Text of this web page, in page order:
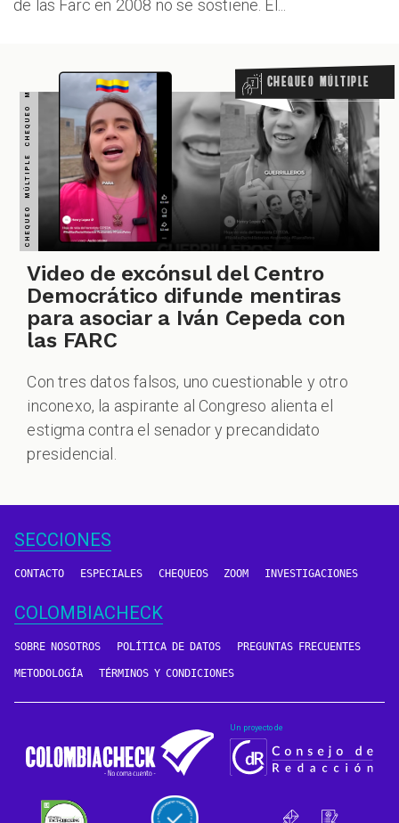
de las Farc en 2008 no se sostiene. El...
Chequeo Múltiple
Video de excónsul del Centro
Democrático difunde mentiras
para asociar a Iván Cepeda con
las FARC
Con tres datos falsos, uno cuestionable y otro
inconexo, la aspirante al Congreso alienta el
estigma contra el senador y precandidato
presidencial.
SECCIONES
CONTACTO ESPECIALES CHEQUEOS ZOOM INVESTIGACIONES
COLOMBIACHECK
SOBRE NOSOTROS POLÍTICA DE DATOS PREGUNTAS FRECUENTES
METODOLOGÍA TÉRMINOS Y CONDICIONES
Un proyecto de